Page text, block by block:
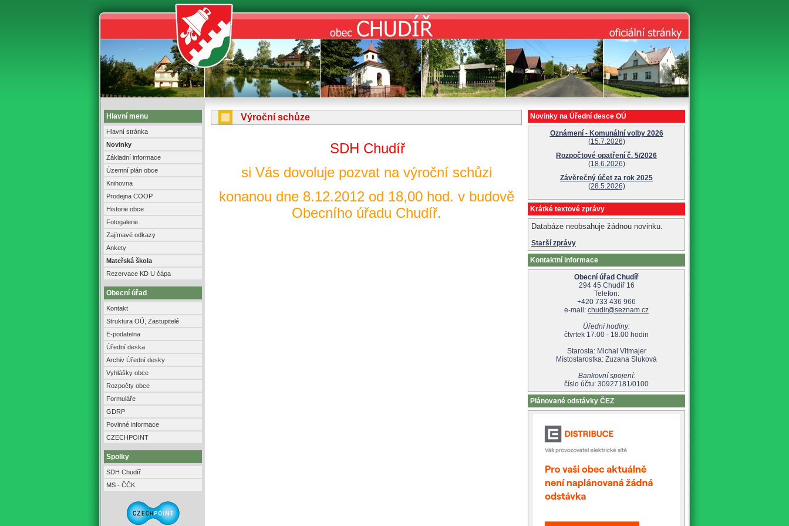
Hlavní menu
Hlavní stránka
Novinky
Základní informace
Územní plán obce
Knihovna
Prodejna COOP
Historie obce
Fotogalerie
Zajímavé odkazy
Ankety
Mateřská škola
Rezervace KD U čápa
Obecní úřad
Kontakt
Struktura OÚ, Zastupitelé
E-podatelna
Úřední deska
Archiv Úřední desky
Vyhlášky obce
Rozpočty obce
Formuláře
GDRP
Povinné informace
CZECHPOINT
Spolky
SDH Chudíř
MS - ČČK
Výroční schůze
SDH Chudíř
si Vás dovoluje pozvat na výroční schůzi
konanou dne 8.12.2012 od 18,00 hod. v budově
Obecního úřadu Chudíř.
Novinky na Úřední desce OÚ
Oznámení - Komunální volby 2026
(15.7.2026)
Rozpočtové opatření č. 5/2026
(18.6.2026)
Závěrečný účet za rok 2025
(28.5.2026)
Krátké textové zprávy
Databáze neobsahuje žádnou novinku.
Starší zprávy
Kontaktní informace
Obecní úřad Chudíř
294 45 Chudíř 16
Telefon:
+420 733 436 966
e-mail: chudir@seznam.cz
Úřední hodiny:
čtvrtek 17.00 - 18.00 hodin
Starosta: Michal Vitmajer
Místostarostka: Zuzana Sluková
Bankovní spojení:
číslo účtu: 30927181/0100
Plánované odstávky ČEZ